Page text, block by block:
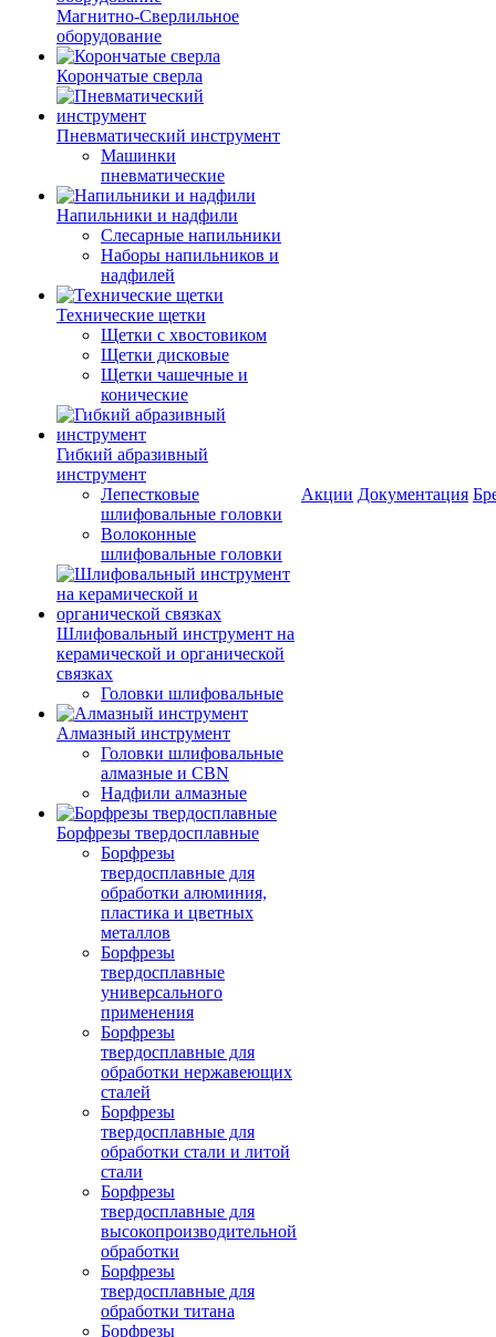
Магнитно-Сверлильное
оборудование
Корончатые сверла
Пневматический инструмент
Машинки
пневматические
Напильники и надфили
Слесарные напильники
Наборы напильников и
надфилей
Технические щетки
Щетки с хвостовиком
Щетки дисковые
Щетки чашечные и
конические
Гибкий абразивный
инструмент
Лепестковые
шлифовальные головки
Волоконные
шлифовальные головки
Шлифовальный инструмент на
керамической и органической
связках
Головки шлифовальные
Алмазный инструмент
Головки шлифовальные
алмазные и CBN
Надфили алмазные
Борфрезы твердосплавные
Борфрезы
твердосплавные для
обработки алюминия,
пластика и цветных
металлов
Борфрезы
твердосплавные
универсального
применения
Борфрезы
твердосплавные для
обработки нержавеющих
сталей
Борфрезы
твердосплавные для
обработки стали и литой
стали
Борфрезы
твердосплавные для
высокопроизводительной
обработки
Борфрезы
твердосплавные для
обработки титана
Борфрезы
Акции Документация